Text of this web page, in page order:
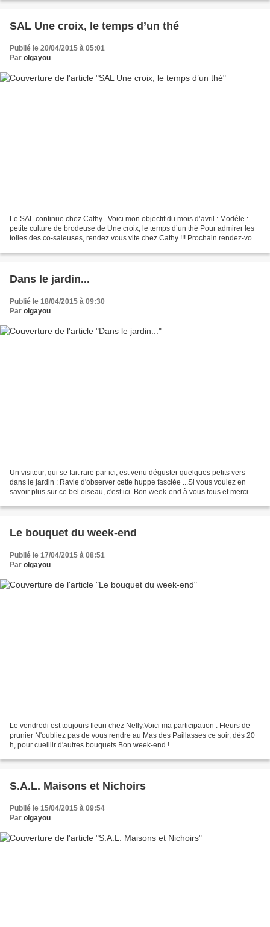
SAL Une croix, le temps d’un thé
Publié le 20/04/2015 à 05:01
Par olgayou
Le SAL continue chez Cathy . Voici mon objectif du mois d’avril : Modèle :
petite culture de brodeuse de Une croix, le temps d’un thé Pour admirer les
toiles des co-saleuses, rendez vous vite chez Cathy !!! Prochain rendez-vous
Dans le jardin...
Publié le 18/04/2015 à 09:30
Par olgayou
Un visiteur, qui se fait rare par ici, est venu déguster quelques petits vers
dans le jardin : Ravie d'observer cette huppe fasciée ...Si vous voulez en
savoir plus sur ce bel oiseau, c'est ici. Bon week-end à vous tous et merci
Le bouquet du week-end
Publié le 17/04/2015 à 08:51
Par olgayou
Le vendredi est toujours fleuri chez Nelly.Voici ma participation : Fleurs de
prunier N'oubliez pas de vous rendre au Mas des Paillasses ce soir, dès 20
h, pour cueillir d'autres bouquets.Bon week-end !
S.A.L. Maisons et Nichoirs
Publié le 15/04/2015 à 09:54
Par olgayou